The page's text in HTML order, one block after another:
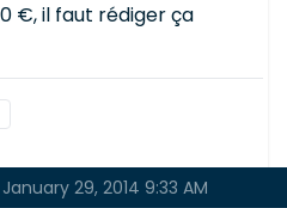
€, il faut rédiger ça
January 29, 2014 9:33 AM